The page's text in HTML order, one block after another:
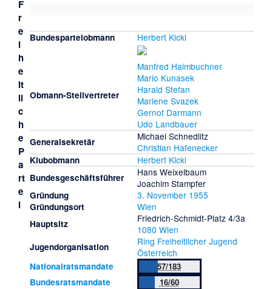
Bundesparteiobmann Herbert Kickl
Obmann-Stellvertreter
Manfred Haimbuchner
Mario Kunasek
Harald Stefan
Marlene Svazek
Gernot Darmann
Udo Landbauer
Generalsekretär
Michael Schnedlitz
Christian Hafenecker
Klubobmann Herbert Kickl
Bundesgeschäftsführer
Hans Weixelbaum
Joachim Stampfer
Gründung 3. November 1955
Gründungsort Wien
Hauptsitz
Friedrich-Schmidt-Platz 4/3a
1080 Wien
Jugendorganisation
Ring Freiheitlicher Jugend
Österreich
Nationalratsmandate
57/183
Bundesratsmandate
16/60
F
r
e
i
h
e
it
li
c
h
e
P
a
rt
e
i